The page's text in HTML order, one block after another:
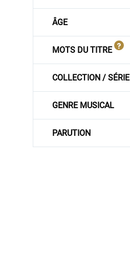
ÂGE
MOTS DU TITRE
COLLECTION / SÉRIE
GENRE MUSICAL
PARUTION